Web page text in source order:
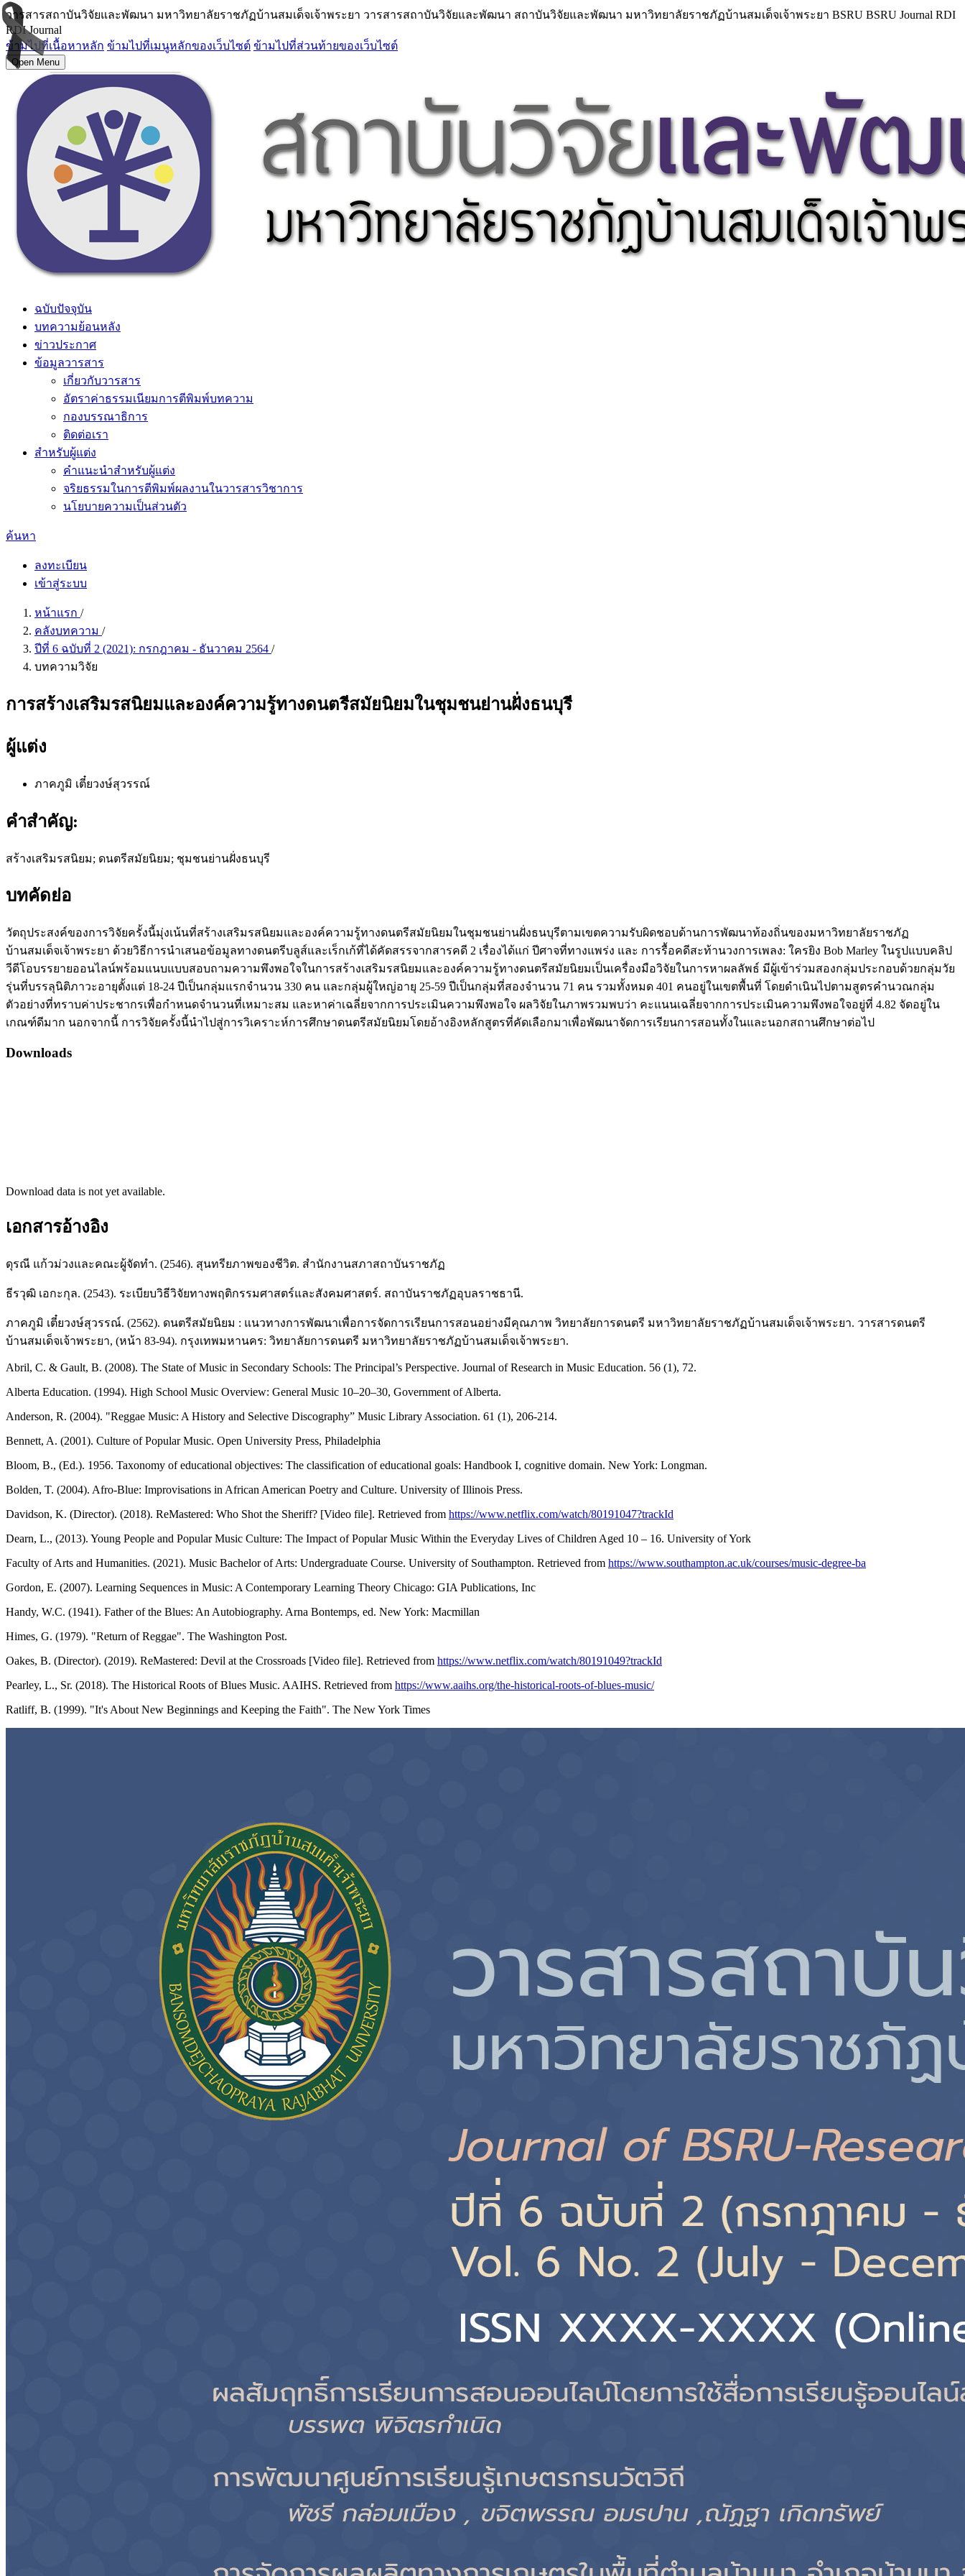
วารสารสถาบันวิจัยและพัฒนา มหาวิทยาลัยราชภัฏบ้านสมเด็จเจ้าพระยา วารสารสถาบันวิจัยและพัฒนา สถาบันวิจัยและพัฒนา มหาวิทยาลัยราชภัฏบ้านสมเด็จเจ้าพระยา BSRU BSRU Journal RDI
RDI Journal
ข้ามไปที่เนื้อหาหลัก ข้ามไปที่เมนูหลักของเว็บไซต์ ข้ามไปที่ส่วนท้ายของเว็บไซต์
Open Menu
ฉบับปัจจุบัน
บทความย้อนหลัง
ข่าวประกาศ
ข้อมูลวารสาร
เกี่ยวกับวารสาร
อัตราค่าธรรมเนียมการตีพิมพ์บทความ
กองบรรณาธิการ
ติดต่อเรา
สำหรับผู้แต่ง
คำแนะนำสำหรับผู้แต่ง
จริยธรรมในการตีพิมพ์ผลงานในวารสารวิชาการ
นโยบายความเป็นส่วนตัว
ค้นหา
ลงทะเบียน
เข้าสู่ระบบ
หน้าแรก /
คลังบทความ /
ปีที่ 6 ฉบับที่ 2 (2021): กรกฎาคม - ธันวาคม 2564 /
บทความวิจัย
การสร้างเสริมรสนิยมและองค์ความรู้ทางดนตรีสมัยนิยมในชุมชนย่านฝั่งธนบุรี
ผู้แต่ง
ภาคภูมิ เตี๋ยวงษ์สุวรรณ์
คำสำคัญ:
สร้างเสริมรสนิยม; ดนตรีสมัยนิยม; ชุมชนย่านฝั่งธนบุรี
บทคัดย่อ
วัตถุประสงค์ของการวิจัยครั้งนี้มุ่งเน้นที่สร้างเสริมรสนิยมและองค์ความรู้ทางดนตรีสมัยนิยมในชุมชนย่านฝั่งธนบุรีตามเขตความรับผิดชอบด้านการพัฒนาท้องถิ่นของมหาวิทยาลัยราชภัฏ
บ้านสมเด็จเจ้าพระยา ด้วยวิธีการนำเสนอข้อมูลทางดนตรีบลูส์และเร็กเก้ที่ได้คัดสรรจากสารคดี 2 เรื่องได้แก่ ปีศาจที่ทางแพร่ง และ การรื้อคดีสะท้านวงการเพลง: ใครยิง Bob Marley ในรูปแบบคลิป
วีดีโอบรรยายออนไลน์พร้อมแนบแบบสอบถามความพึงพอใจในการสร้างเสริมรสนิยมและองค์ความรู้ทางดนตรีสมัยนิยมเป็นเครื่องมือวิจัยในการหาผลลัพธ์ มีผู้เข้าร่วมสองกลุ่มประกอบด้วยกลุ่มวัย
รุ่นที่บรรลุนิติภาวะอายุตั้งแต่ 18-24 ปีเป็นกลุ่มแรกจำนวน 330 คน และกลุ่มผู้ใหญ่อายุ 25-59 ปีเป็นกลุ่มที่สองจำนวน 71 คน รวมทั้งหมด 401 คนอยู่ในเขตพื้นที่ โดยดำเนินไปตามสูตรคำนวณกลุ่ม
ตัวอย่างที่ทราบค่าประชากรเพื่อกำหนดจำนวนที่เหมาะสม และหาค่าเฉลี่ยจากการประเมินความพึงพอใจ ผลวิจัยในภาพรวมพบว่า คะแนนเฉลี่ยจากการประเมินความพึงพอใจอยู่ที่ 4.82 จัดอยู่ใน
เกณฑ์ดีมาก นอกจากนี้ การวิจัยครั้งนี้นำไปสู่การวิเคราะห์การศึกษาดนตรีสมัยนิยมโดยอ้างอิงหลักสูตรที่คัดเลือกมาเพื่อพัฒนาจัดการเรียนการสอนทั้งในและนอกสถานศึกษาต่อไป
Downloads
Download data is not yet available.
เอกสารอ้างอิง
ดุรณี แก้วม่วงและคณะผู้จัดทำ. (2546). สุนทรียภาพของชีวิต. สำนักงานสภาสถาบันราชภัฏ
ธีรวุฒิ เอกะกุล. (2543). ระเบียบวิธีวิจัยทางพฤติกรรมศาสตร์และสังคมศาสตร์. สถาบันราชภัฏอุบลราชธานี.
ภาคภูมิ เตี๋ยวงษ์สุวรรณ์. (2562). ดนตรีสมัยนิยม : แนวทางการพัฒนาเพื่อการจัดการเรียนการสอนอย่างมีคุณภาพ วิทยาลัยการดนตรี มหาวิทยาลัยราชภัฏบ้านสมเด็จเจ้าพระยา. วารสารดนตรี
บ้านสมเด็จเจ้าพระยา, (หน้า 83-94). กรุงเทพมหานคร: วิทยาลัยการดนตรี มหาวิทยาลัยราชภัฏบ้านสมเด็จเจ้าพระยา.
Abril, C. & Gault, B. (2008). The State of Music in Secondary Schools: The Principal’s Perspective. Journal of Research in Music Education. 56 (1), 72.
Alberta Education. (1994). High School Music Overview: General Music 10–20–30, Government of Alberta.
Anderson, R. (2004). "Reggae Music: A History and Selective Discography” Music Library Association. 61 (1), 206-214.
Bennett, A. (2001). Culture of Popular Music. Open University Press, Philadelphia
Bloom, B., (Ed.). 1956. Taxonomy of educational objectives: The classification of educational goals: Handbook I, cognitive domain. New York: Longman.
Bolden, T. (2004). Afro-Blue: Improvisations in African American Poetry and Culture. University of Illinois Press.
Davidson, K. (Director). (2018). ReMastered: Who Shot the Sheriff? [Video file]. Retrieved from https://www.netflix.com/watch/80191047?trackId
Dearn, L., (2013). Young People and Popular Music Culture: The Impact of Popular Music Within the Everyday Lives of Children Aged 10 – 16. University of York
Faculty of Arts and Humanities. (2021). Music Bachelor of Arts: Undergraduate Course. University of Southampton. Retrieved from https://www.southampton.ac.uk/courses/music-degree-ba
Gordon, E. (2007). Learning Sequences in Music: A Contemporary Learning Theory Chicago: GIA Publications, Inc
Handy, W.C. (1941). Father of the Blues: An Autobiography. Arna Bontemps, ed. New York: Macmillan
Himes, G. (1979). "Return of Reggae". The Washington Post.
Oakes, B. (Director). (2019). ReMastered: Devil at the Crossroads [Video file]. Retrieved from https://www.netflix.com/watch/80191049?trackId
Pearley, L., Sr. (2018). The Historical Roots of Blues Music. AAIHS. Retrieved from https://www.aaihs.org/the-historical-roots-of-blues-music/
Ratliff, B. (1999). "It's About New Beginnings and Keeping the Faith". The New York Times